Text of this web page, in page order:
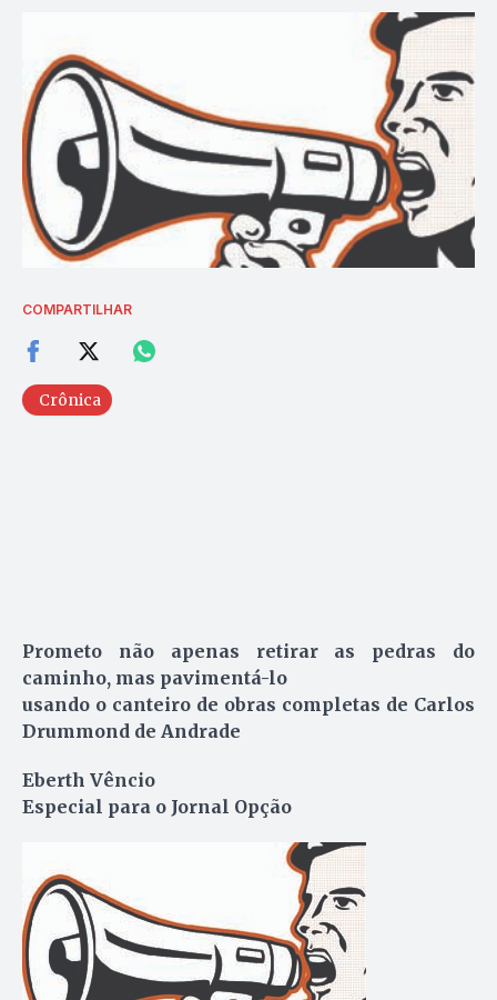
COMPARTILHAR
Crônica
Prometo não apenas retirar as pedras do
caminho, mas pavimentá-lo
usando o canteiro de obras completas de Carlos
Drummond de Andrade
Eberth Vêncio
Especial para o Jornal Opção